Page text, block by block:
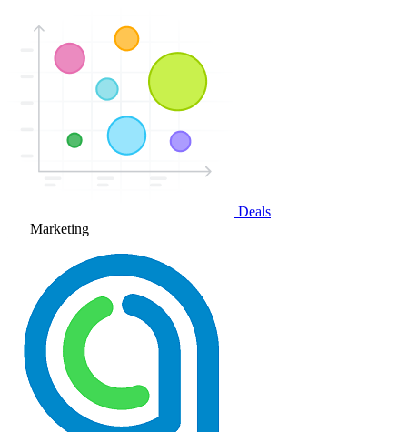
Deals
Marketing